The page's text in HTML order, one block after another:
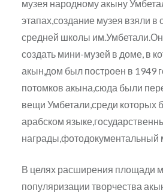
музея народному акыну
этапах,создание музея взяли в
средней школы
создать мини-музей в доме, в
акын,дом был построен в 1949
потомков акына,сюда были
вещи Умбетали,среди которых
арабском
награды,фотодокументальный
В целях расширения площади
популяризации творчества